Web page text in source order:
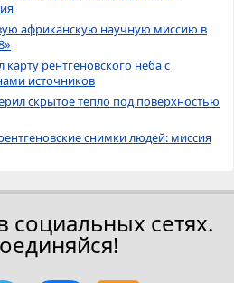
африканскую научную миссию в
карту рентгеновского неба с
источников
скрытое тепло под поверхностью
снимки людей: миссия
социальных сетях.